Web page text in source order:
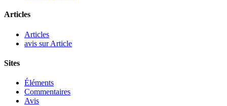
Articles
Articles
avis sur Article
Sites
Éléments
Commentaires
Avis